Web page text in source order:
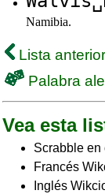
Namibia.
Lista anterior
Palabra
Vea esta
Scrabble en
Francés
Inglés